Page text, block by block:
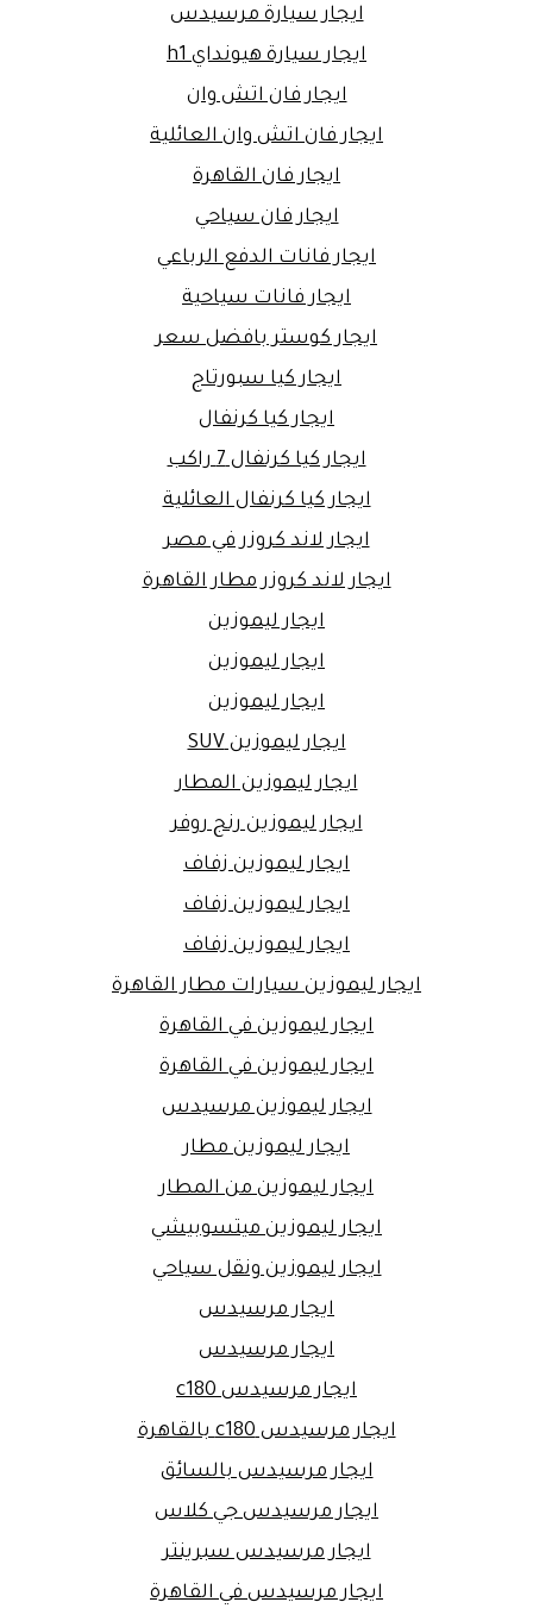
ايجار سيارة مرسيدس
ايجار سيارة هيونداي h1
ايجار فان اتش وان
ايجار فان اتش وان العائلية
ايجار فان القاهرة
ايجار فان سياحي
ايجار فانات الدفع الرباعي
ايجار فانات سياحية
ايجار كوستر بافضل سعر
ايجار كيا سبورتاج
ايجار كيا كرنفال
ايجار كيا كرنفال 7 راكب
ايجار كيا كرنفال العائلية
ايجار لاند كروزر في مصر
ايجار لاند كروزر مطار القاهرة
ايجار ليموزين
ايجار ليموزين
ايجار ليموزين
ايجار ليموزين SUV
ايجار ليموزين المطار
ايجار ليموزين رنج روفر
ايجار ليموزين زفاف
ايجار ليموزين زفاف
ايجار ليموزين زفاف
ايجار ليموزين سيارات مطار القاهرة
ايجار ليموزين في القاهرة
ايجار ليموزين في القاهرة
ايجار ليموزين مرسيدس
ايجار ليموزين مطار
ايجار ليموزين من المطار
ايجار ليموزين ميتسوبيشي
ايجار ليموزين ونقل سياحي
ايجار مرسيدس
ايجار مرسيدس
ايجار مرسيدس c180
ايجار مرسيدس c180 بالقاهرة
ايجار مرسيدس بالسائق
ايجار مرسيدس جي كلاس
ايجار مرسيدس سبرينتر
ايجار مرسيدس في القاهرة